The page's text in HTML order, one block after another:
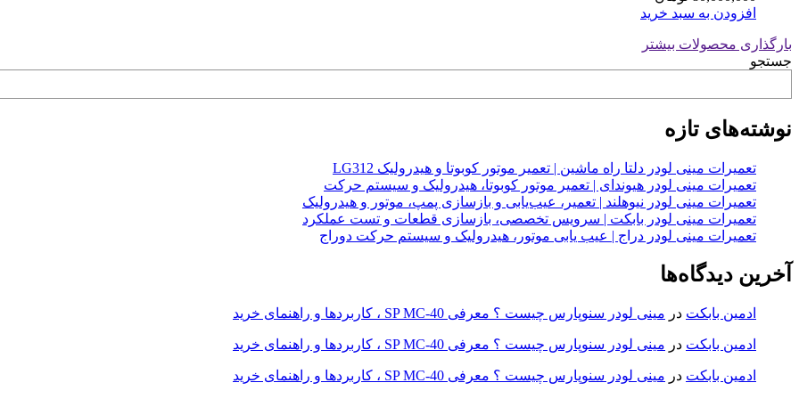
افزودن به سبد خرید
بارگذاری محصولات بیشتر
جستجو
نوشته‌های تازه
تعمیرات مینی لودر دلتا راه ماشین | تعمیر موتور کوبوتا و هیدرولیک LG312
تعمیرات مینی لودر هیوندای | تعمیر موتور کوبوتا، هیدرولیک و سیستم حرکت
تعمیرات مینی لودر نیوهلند | تعمیر، عیب‌یابی و بازسازی پمپ، موتور و هیدرولیک
تعمیرات مینی لودر بابکت | سرویس تخصصی، بازسازی قطعات و تست عملکرد
تعمیرات مینی لودر دراج | عیب یابی موتور، هیدرولیک و سیستم حرکت دوراج
آخرین دیدگاه‌ها
ادمین بابکت در مینی لودر سنوپارس چیست ؟ معرفی SP MC-40 ، کاربردها و راهنمای خرید
ادمین بابکت در مینی لودر سنوپارس چیست ؟ معرفی SP MC-40 ، کاربردها و راهنمای خرید
ادمین بابکت در مینی لودر سنوپارس چیست ؟ معرفی SP MC-40 ، کاربردها و راهنمای خرید